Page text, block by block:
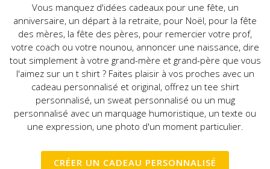
Vous manquez d'idées cadeaux pour une fête, un
anniversaire, un départ à la retraite, pour Noël, pour la fête
des mères, la fête des pères, pour remercier votre prof,
votre coach ou votre nounou, annoncer une naissance, dire
tout simplement à votre grand-mère et grand-père que vous
l'aimez sur un t shirt ? Faites plaisir à vos proches avec un
cadeau personnalisé et original, offrez un tee shirt
personnalisé, un sweat personnalisé ou un mug
personnalisé avec un marquage humoristique, un texte ou
une expression, une photo d'un moment particulier.
CRÉER UN CADEAU PERSONNALISÉ